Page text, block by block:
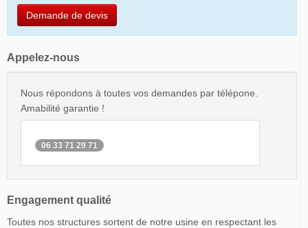
Demande de devis
Appelez-nous
Nous répondons à toutes vos demandes par télépone.
Amabilité garantie !
06 33 71 29 71
Engagement qualité
Toutes nos structures sortent de notre usine en respectant les